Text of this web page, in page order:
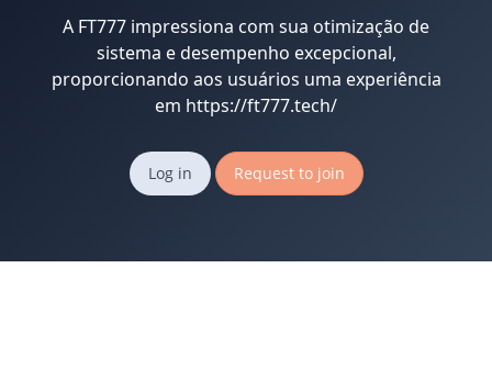
A FT777 impressiona com sua otimização de
sistema e desempenho excepcional,
proporcionando aos usuários uma experiência
em https://ft777.tech/
Log in Request to join